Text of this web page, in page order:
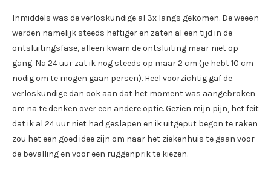
Inmiddels was de verloskundige al 3x langs gekomen. De weeën
werden namelijk steeds heftiger en zaten al een tijd in de
ontsluitingsfase, alleen kwam de ontsluiting maar niet op
gang. Na 24 uur zat ik nog steeds op maar 2 cm (je hebt 10 cm
nodig om te mogen gaan persen). Heel voorzichtig gaf de
verloskundige dan ook aan dat het moment was aangebroken
om na te denken over een andere optie. Gezien mijn pijn, het feit
dat ik al 24 uur niet had geslapen en ik uitgeput begon te raken
zou het een goed idee zijn om naar het ziekenhuis te gaan voor
de bevalling en voor een ruggenprik te kiezen.